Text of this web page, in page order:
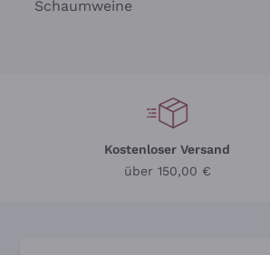
Schaumweine
Kostenloser Versand
über 150,00 €